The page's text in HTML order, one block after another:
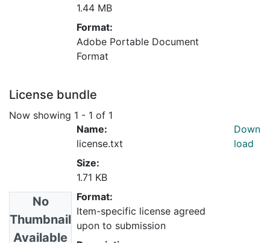
1.44 MB
Format:
Adobe Portable Document
Format
License bundle
Now showing 1 - 1 of 1
No
Thumbnail
Available
Name:
license.txt
Size:
1.71 KB
Format:
Item-specific license agreed
upon to submission
Down
load